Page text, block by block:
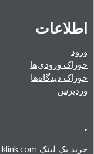
اطلاعات
ورود
خوراک ورودی‌ها
خوراک دیدگاه‌ها
وردپرس
.
خرید بک لینک behtarinbacklink.com